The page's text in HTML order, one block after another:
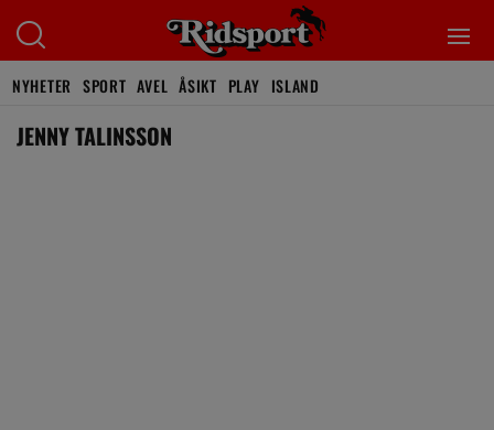
NYHETER SPORT AVEL ÅSIKT PLAY ISLAND
JENNY TALINSSON